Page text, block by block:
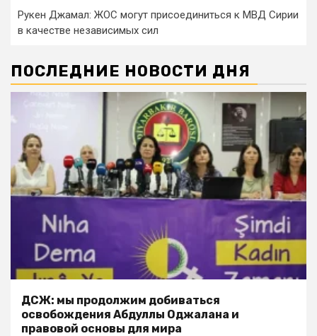
Рукен Джамал: ЖОС могут присоединиться к МВД Сирии
в качестве независимых сил
ПОСЛЕДНИЕ НОВОСТИ ДНЯ
ДСЖ: мы продолжим добиваться
освобождения Абдуллы Оджалана и
правовой основы для мира